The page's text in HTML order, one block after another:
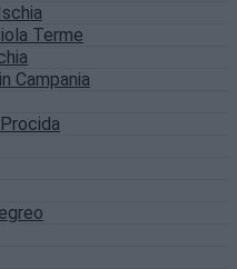
Terme
Campania